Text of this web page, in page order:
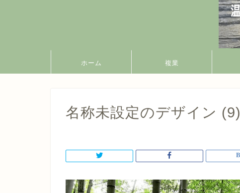
ホーム 複業
名称未設定のデザイン (9)